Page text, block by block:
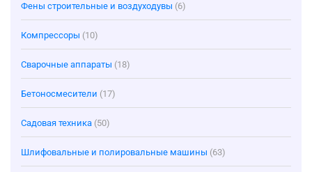
Фены строительные и воздуходувы (6)
Компрессоры (10)
Сварочные аппараты (18)
Бетоносмесители (17)
Садовая техника (50)
Шлифовальные и полировальные машины (63)